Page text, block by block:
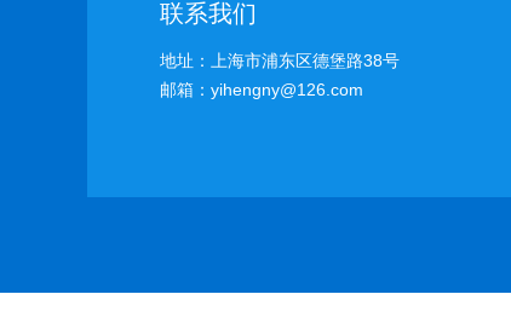
联系我们
地址：上海市浦东区德堡路38号
邮箱：yihengny@126.com